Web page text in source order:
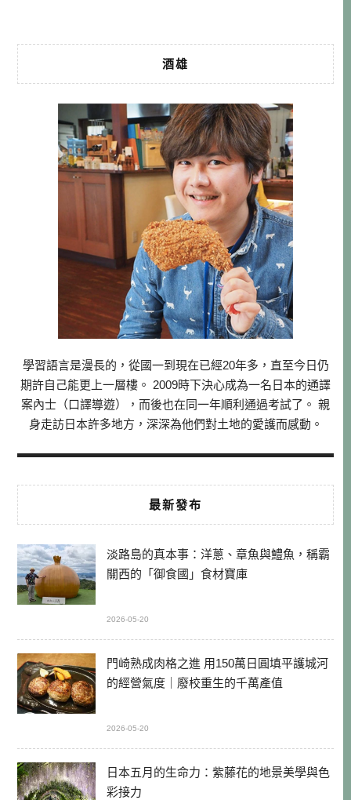
酒雄
學習語言是漫長的，從國一到現在已經20年多，直至今日仍
期許自己能更上一層樓。 2009時下決心成為一名日本的通譯
案內士（口譯導遊），而後也在同一年順利通過考試了。 親
身走訪日本許多地方，深深為他們對土地的愛護而感動。
最新發布
淡路島的真本事：洋蔥、章魚與鱧魚，稱霸
關西的「御食國」食材寶庫
2026-05-20
門崎熟成肉格之進 用150萬日圓填平護城河
的經營氣度｜廢校重生的千萬產值
2026-05-20
日本五月的生命力：紫藤花的地景美學與色
彩接力